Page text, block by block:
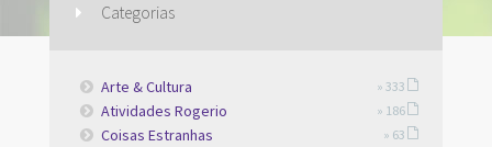
Categorias
Arte & Cultura » 333
Atividades Rogerio » 186
Coisas Estranhas » 63